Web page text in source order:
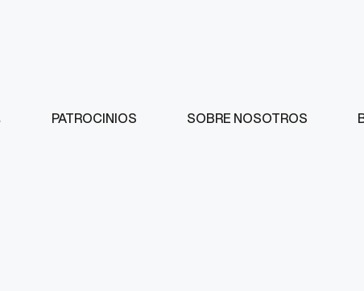
SOBRE NOSOTROS
PATROCINIOS